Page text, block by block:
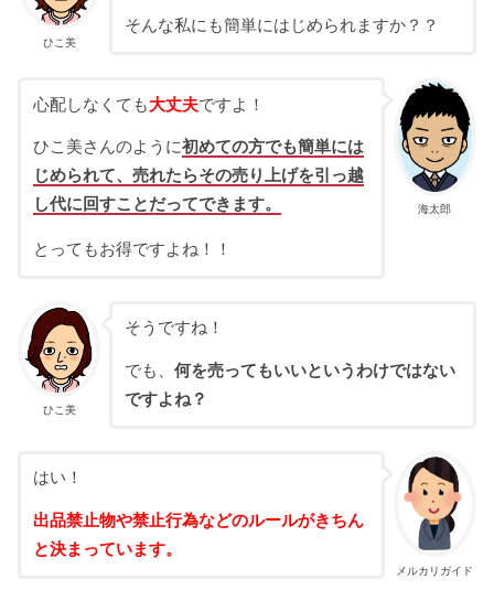
ひこ美
そんな私にも簡単にはじめられますか？？
海太郎
心配しなくても大丈夫ですよ！
ひこ美さんのように初めての方でも簡単には
じめられて、売れたらその売り上げを引っ越
し代に回すことだってできます。
とってもお得ですよね！！
ひこ美
そうですね！
でも、 何を売ってもいいというわけではない
ですよね？
メルカリガイド
はい！
出品禁止物や禁止行為などのルールがきちん
と決まっています。